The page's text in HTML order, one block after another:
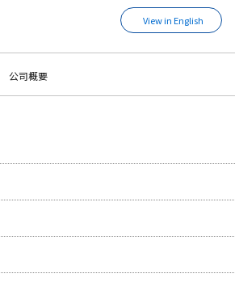
View in English
公司概要